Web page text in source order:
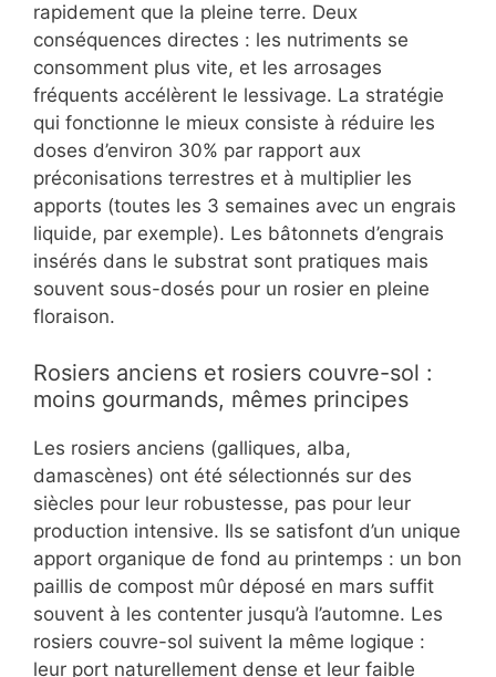
rapidement que la pleine terre. Deux
conséquences directes : les nutriments se
consomment plus vite, et les arrosages
fréquents accélèrent le lessivage. La stratégie
qui fonctionne le mieux consiste à réduire les
doses d’environ 30% par rapport aux
préconisations terrestres et à multiplier les
apports (toutes les 3 semaines avec un engrais
liquide, par exemple). Les bâtonnets d’engrais
insérés dans le substrat sont pratiques mais
souvent sous-dosés pour un rosier en pleine
floraison.
Rosiers anciens et rosiers couvre-sol :
moins gourmands, mêmes principes
Les rosiers anciens (galliques, alba,
damascènes) ont été sélectionnés sur des
siècles pour leur robustesse, pas pour leur
production intensive. Ils se satisfont d’un unique
apport organique de fond au printemps : un bon
paillis de compost mûr déposé en mars suffit
souvent à les contenter jusqu’à l’automne. Les
rosiers couvre-sol suivent la même logique :
leur port naturellement dense et leur faible